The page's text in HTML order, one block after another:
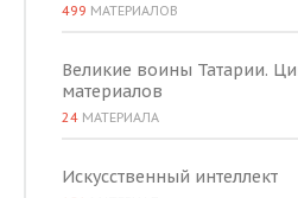
499 МАТЕРИАЛОВ
Великие воины Татарии.
материалов
24 МАТЕРИАЛА
Искусственный интеллект